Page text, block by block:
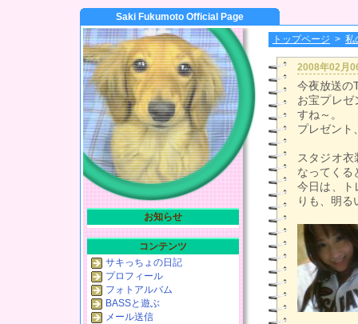
Saki Fukumoto Official Page
トップページ > 私
2008年02月
今夜放送の
お宝プレゼ
すね～。
プレゼント
スタジオ
なってくる
今日は、ト
りも、明
お知らせ
コンテンツ
サキっちょの日記
プロフィール
フォトアルバム
BASSと遊ぶ
メール送信